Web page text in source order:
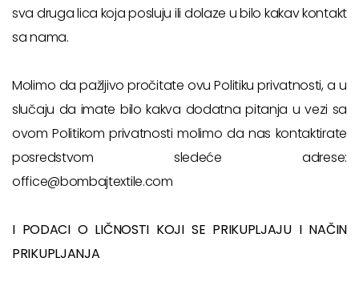
sva druga lica koja posluju ili dolaze u bilo kakav kontakt
sa nama.
Molimo da pažljivo pročitate ovu Politiku privatnosti, a u
slučaju da imate bilo kakva dodatna pitanja u vezi sa
ovom Politikom privatnosti molimo da nas kontaktirate
posredstvom sledeće adrese:
office@bombajtextile.com
I PODACI O LIČNOSTI KOJI SE PRIKUPLJAJU I NAČIN
PRIKUPLJANJA